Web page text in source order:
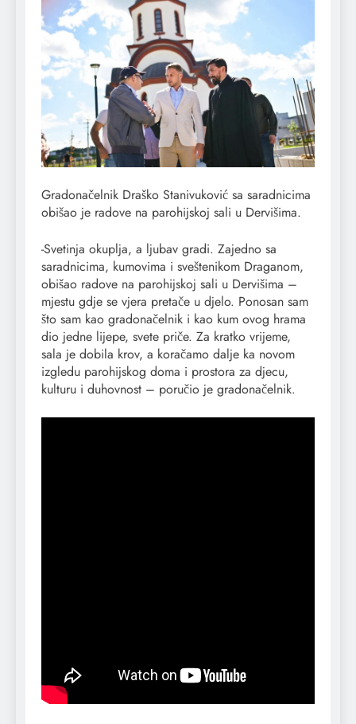
Gradonačelnik Draško Stanivuković sa saradnicima
obišao je radove na parohijskoj sali u Dervišima.
-Svetinja okuplja, a ljubav gradi. Zajedno sa
saradnicima, kumovima i sveštenikom Draganom,
obišao radove na parohijskoj sali u Dervišima –
mjestu gdje se vjera pretače u djelo. Ponosan sam
što sam kao gradonačelnik i kao kum ovog hrama
dio jedne lijepe, svete priče. Za kratko vrijeme,
sala je dobila krov, a koračamo dalje ka novom
izgledu parohijskog doma i prostora za djecu,
kulturu i duhovnost – poručio je gradonačelnik.